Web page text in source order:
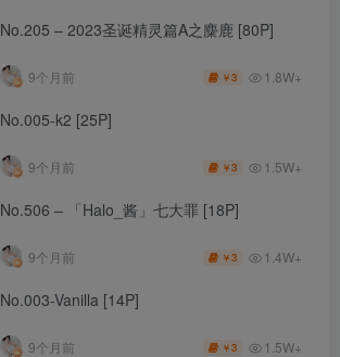
No.205 – 2023圣诞精灵篇A之麋鹿 [80P]
9个月前 ￥3 1.8W+
No.005-k2 [25P]
9个月前 ￥3 1.5W+
No.506 – 「Halo_酱」七大罪 [18P]
9个月前 ￥3 1.4W+
No.003-Vanilla [14P]
9个月前 ￥3 1.5W+